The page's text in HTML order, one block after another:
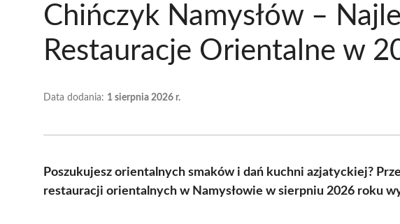
Chińczyk Namysłów –
Restauracje Orientalne w
Data dodania: 1 sierpnia 2026 r.
Poszukujesz orientalnych smaków i dań kuchni azjatyckiej?
restauracji orientalnych w Namysłowie w sierpniu 2026 roku